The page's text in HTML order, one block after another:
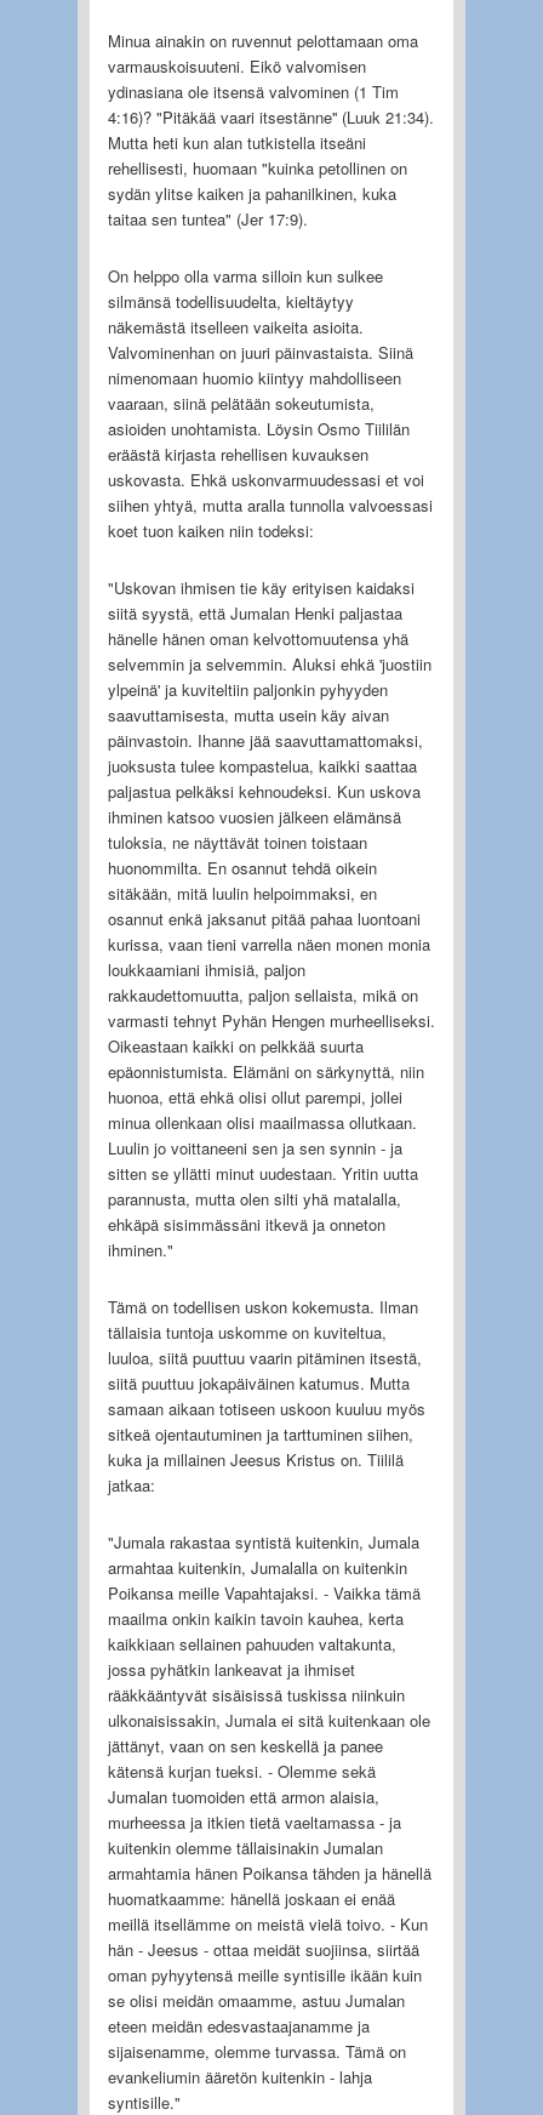
Minua ainakin on ruvennut pelottamaan oma
varmauskoisuuteni. Eikö valvomisen
ydinasiana ole itsensä valvominen (1 Tim
4:16)? "Pitäkää vaari itsestänne'' (Luuk 21:34).
Mutta heti kun alan tutkistella itseäni
rehellisesti, huomaan "kuinka petollinen on
sydän ylitse kaiken ja pahanilkinen, kuka
taitaa sen tuntea" (Jer 17:9).
On helppo olla varma silloin kun sulkee
silmänsä todellisuudelta, kieltäytyy
näkemästä itselleen vaikeita asioita.
Valvominenhan on juuri päinvastaista. Siinä
nimenomaan huomio kiintyy mahdolliseen
vaaraan, siinä pelätään sokeutumista,
asioiden unohtamista. Löysin Osmo Tiililän
eräästä kirjasta rehellisen kuvauksen
uskovasta. Ehkä uskonvarmuudessasi et voi
siihen yhtyä, mutta aralla tunnolla valvoessasi
koet tuon kaiken niin todeksi:
"Uskovan ihmisen tie käy erityisen kaidaksi
siitä syystä, että Jumalan Henki paljastaa
hänelle hänen oman kelvottomuutensa yhä
selvemmin ja selvemmin. Aluksi ehkä 'juostiin
ylpeinä' ja kuviteltiin paljonkin pyhyyden
saavuttamisesta, mutta usein käy aivan
päinvastoin. Ihanne jää saavuttamattomaksi,
juoksusta tulee kompastelua, kaikki saattaa
paljastua pelkäksi kehnoudeksi. Kun uskova
ihminen katsoo vuosien jälkeen elämänsä
tuloksia, ne näyttävät toinen toistaan
huonommilta. En osannut tehdä oikein
sitäkään, mitä luulin helpoimmaksi, en
osannut enkä jaksanut pitää pahaa luontoani
kurissa, vaan tieni varrella näen monen monia
loukkaamiani ihmisiä, paljon
rakkaudettomuutta, paljon sellaista, mikä on
varmasti tehnyt Pyhän Hengen murheelliseksi.
Oikeastaan kaikki on pelkkää suurta
epäonnistumista. Elämäni on särkynyttä, niin
huonoa, että ehkä olisi ollut parempi, jollei
minua ollenkaan olisi maailmassa ollutkaan.
Luulin jo voittaneeni sen ja sen synnin - ja
sitten se yllätti minut uudestaan. Yritin uutta
parannusta, mutta olen silti yhä matalalla,
ehkäpä sisimmässäni itkevä ja onneton
ihminen."
Tämä on todellisen uskon kokemusta. Ilman
tällaisia tuntoja uskomme on kuviteltua,
luuloa, siitä puuttuu vaarin pitäminen itsestä,
siitä puuttuu jokapäiväinen katumus. Mutta
samaan aikaan totiseen uskoon kuuluu myös
sitkeä ojentautuminen ja tarttuminen siihen,
kuka ja millainen Jeesus Kristus on. Tiililä
jatkaa:
"Jumala rakastaa syntistä kuitenkin, Jumala
armahtaa kuitenkin, Jumalalla on kuitenkin
Poikansa meille Vapahtajaksi. - Vaikka tämä
maailma onkin kaikin tavoin kauhea, kerta
kaikkiaan sellainen pahuuden valtakunta,
jossa pyhätkin lankeavat ja ihmiset
rääkkääntyvät sisäisissä tuskissa niinkuin
ulkonaisissakin, Jumala ei sitä kuitenkaan ole
jättänyt, vaan on sen keskellä ja panee
kätensä kurjan tueksi. - Olemme sekä
Jumalan tuomoiden että armon alaisia,
murheessa ja itkien tietä vaeltamassa - ja
kuitenkin olemme tällaisinakin Jumalan
armahtamia hänen Poikansa tähden ja hänellä
huomatkaamme: hänellä joskaan ei enää
meillä itsellämme on meistä vielä toivo. - Kun
hän - Jeesus - ottaa meidät suojiinsa, siirtää
oman pyhyytensä meille syntisille ikään kuin
se olisi meidän omaamme, astuu Jumalan
eteen meidän edesvastaajanamme ja
sijaisenamme, olemme turvassa. Tämä on
evankeliumin ääretön kuitenkin - lahja
syntisille."